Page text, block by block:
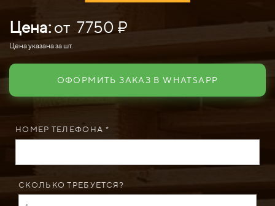
Цена:от 7750 ₽
Цена указана за шт.
ОФОРМИТЬ ЗАКАЗ В WHATSAPP
НОМЕР ТЕЛЕФОНА *
СКОЛЬКО ТРЕБУЕТСЯ?